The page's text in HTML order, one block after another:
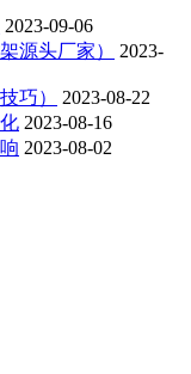
2023-09-06
源头厂家）
2023-
巧）
2023-08-22
2023-08-16
2023-08-02